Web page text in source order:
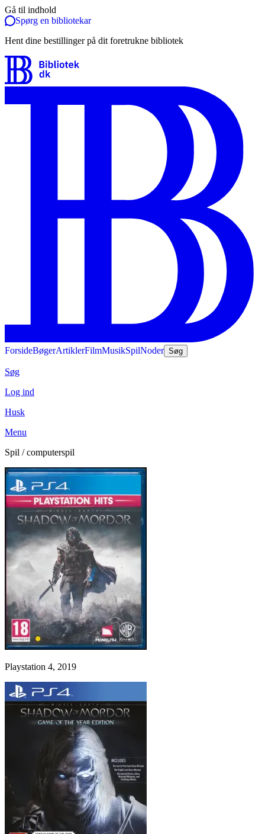
Gå til indhold
Spørg en bibliotekar
Hent dine bestillinger på dit foretrukne bibliotek
ForsideBøgerArtiklerFilmMusikSpilNoder Søg
Søg
Log ind
Husk
Menu
Spil / computerspil
Playstation 4, 2019